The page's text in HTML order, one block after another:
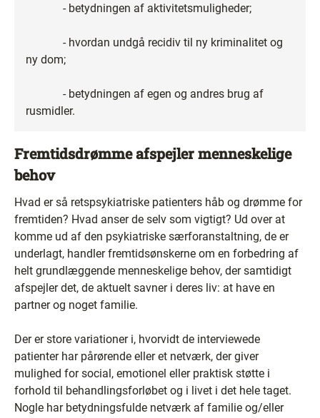
- betydningen af aktivitetsmuligheder;
- hvordan undgå recidiv til ny kriminalitet og
ny dom;
- betydningen af egen og andres brug af
rusmidler.
Fremtidsdrømme afspejler menneskelige
behov
Hvad er så retspsykiatriske patienters håb og drømme for
fremtiden? Hvad anser de selv som vigtigt? Ud over at
komme ud af den psykiatriske særforanstaltning, de er
underlagt, handler fremtidsønskerne om en forbedring af
helt grundlæggende menneskelige behov, der samtidigt
afspejler det, de aktuelt savner i deres liv: at have en
partner og noget familie.
Der er store variationer i, hvorvidt de interviewede
patienter har pårørende eller et netværk, der giver
mulighed for social, emotionel eller praktisk støtte i
forhold til behandlingsforløbet og i livet i det hele taget.
Nogle har betydningsfulde netværk af familie og/eller